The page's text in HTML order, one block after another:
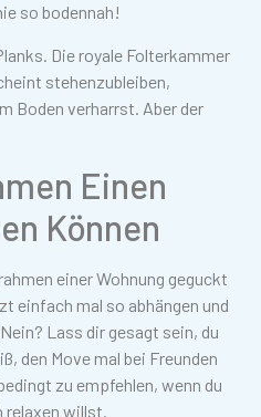
so bodennah!
Die royale Folterkammer
stehenzubleiben,
Boden verharrst. Aber der
Einen
Können
einer Wohnung geguckt
einfach mal so abhängen und
Lass dir gesagt sein, du
den Move mal bei Freunden
zu empfehlen, wenn du
relaxen willst.